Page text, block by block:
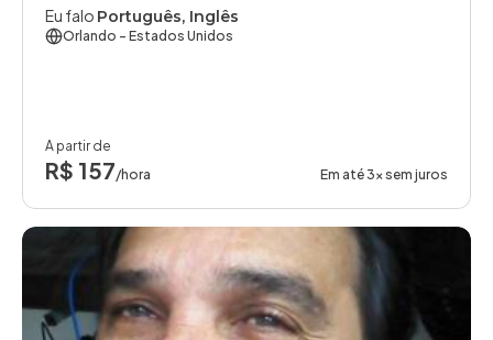
Eu falo Português, Inglês
Orlando - Estados Unidos
A partir de
R$ 157/hora Em até 3x sem juros